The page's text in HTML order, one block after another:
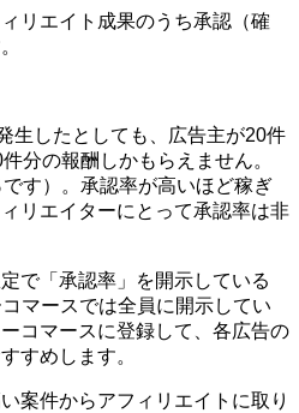
リエイト成果のうち承認（確
生したとしても、広告主が20件
分の報酬しかもらえません。
です）。承認率が高いほど稼ぎ
リエイターにとって承認率は非
で「承認率」を開示している
マースでは全員に開示してい
コマースに登録して、各広告の
すめします。
案件からアフィリエイトに取り